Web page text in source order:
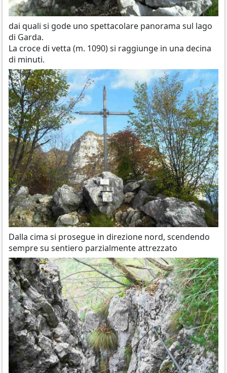
dai quali si gode uno spettacolare panorama sul lago
di Garda.
La croce di vetta (m. 1090) si raggiunge in una decina
di minuti.
Dalla cima si prosegue in direzione nord, scendendo
sempre su sentiero parzialmente attrezzato